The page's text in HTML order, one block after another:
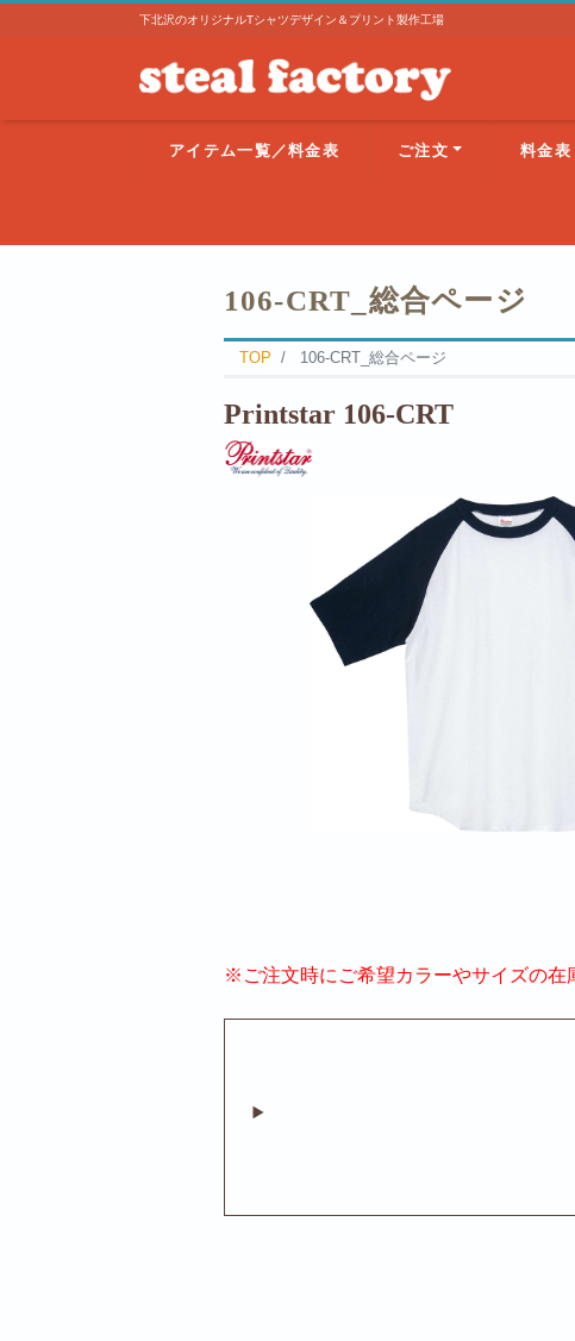
下北沢のオリジナルTシャツデザイン＆プリント製作工場
アイテム一覧／料金表 ご注文 料金表
106-CRT_総合ページ
TOP 106-CRT_総合ページ
Printstar 106-CRT
※ご注文時にご希望カラーやサイズの在